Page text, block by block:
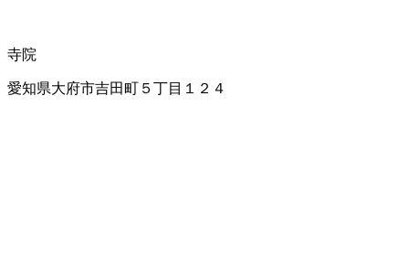
寺院
愛知県大府市吉田町５丁目１２４